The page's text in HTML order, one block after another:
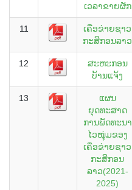
ເວລາຂາຍຜັກ
11
ເຄືອຂ່າຍຊາວ
ກະສິກອນລາວ
12
ສະຫະກອນ
ບ້ານແຈ້ງ
13
ແຜນ
ຍຸດທະສາດ
ການພັດທະນາ
ໄວໜຸ່ມຂອງ
ເຄືອຂ່າຍຊາວ
ກະສິກອນ
ລາວ(2021-
2025)